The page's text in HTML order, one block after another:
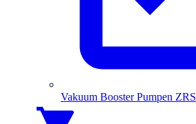
Vakuum Booster Pumpen ZRS